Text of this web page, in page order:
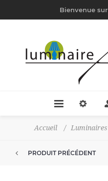
Bienvenue
Accueil /
PRODUIT PRÉCÉDENT